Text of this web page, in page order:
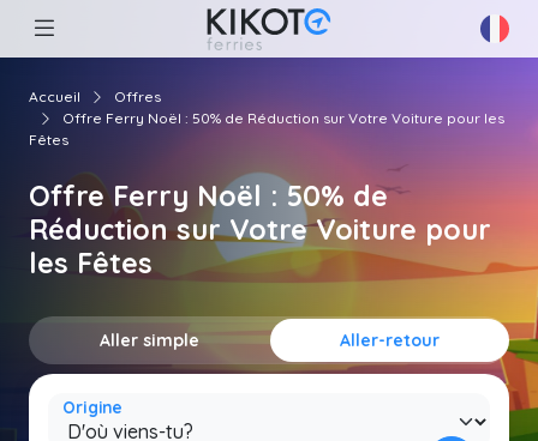
Accueil
Offres
Offre Ferry Noël : 50% de Réduction sur Votre Voiture pour les
Fêtes
Offre Ferry Noël : 50% de
Réduction sur Votre Voiture pour
les Fêtes
Aller simple Aller-retour
Origine